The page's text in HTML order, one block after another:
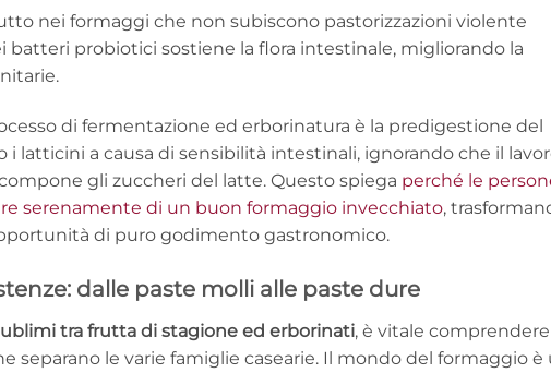
nei formaggi che non subiscono pastorizzazioni violente
batteri probiotici sostiene la flora intestinale, migliorando la
di fermentazione ed erborinatura è la predigestione del
latticini a causa di sensibilità intestinali, ignorando che il
gli zuccheri del latte. Questo spiega perché le
serenamente di un buon formaggio invecchiato,
di puro godimento gastronomico.
dalle paste molli alle paste dure
tra frutta di stagione ed erborinati, è vitale
separano le varie famiglie casearie. Il mondo del formaggio è